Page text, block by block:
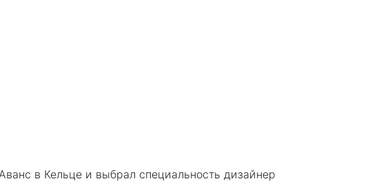
в Кельце и выбрал специальность дизайнер